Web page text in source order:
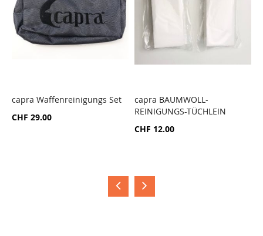
ZUR
capra Waffenreinigungs Set
CHF 29.00
ZUR
VERGLEICHSLISTE
capra BAUMWOLL-
REINIGUNGS-TÜCHLEIN
CHF 12.00